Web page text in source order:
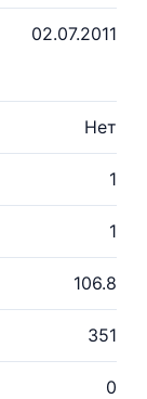
02.07.2011
Нет
1
1
106.8
351
0